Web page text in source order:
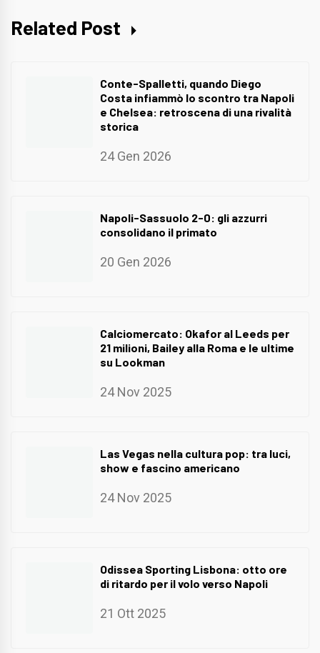
Related Post
Conte-Spalletti, quando Diego
Costa infiammò lo scontro tra Napoli
e Chelsea: retroscena di una rivalità
storica
24 Gen 2026
Napoli-Sassuolo 2-0: gli azzurri
consolidano il primato
20 Gen 2026
Calciomercato: Okafor al Leeds per
21 milioni, Bailey alla Roma e le ultime
su Lookman
24 Nov 2025
Las Vegas nella cultura pop: tra luci,
show e fascino americano
24 Nov 2025
Odissea Sporting Lisbona: otto ore
di ritardo per il volo verso Napoli
21 Ott 2025